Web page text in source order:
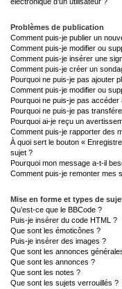
Problèmes de publication
Comment puis-je publier un
Comment puis-je modifier ou
Comment puis-je insérer une
Comment puis-je créer un
Pourquoi ne puis-je pas ajouter
Comment puis-je modifier ou
Pourquoi ne puis-je pas accéder
Pourquoi ne puis-je pas
Pourquoi ai-je reçu un
Comment puis-je rapporter des
À quoi sert le bouton «
sujet ?
Pourquoi mon message a-t-il
Comment puis-je remonter mes
Mise en forme et types de
Qu’est-ce que le BBCode ?
Puis-je insérer du code HTML ?
Que sont les émoticônes ?
Puis-je insérer des images ?
Que sont les annonces
Que sont les annonces ?
Que sont les notes ?
Que sont les sujets verrouillés ?